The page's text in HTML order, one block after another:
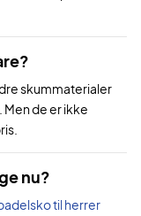
skummaterialer
de er ikke
nu?
til herrer